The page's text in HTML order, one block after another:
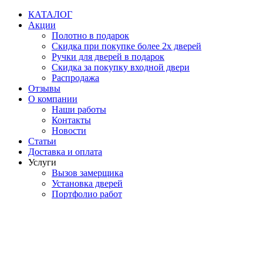
Перейти
содержимому
КАТАЛОГ
Акции
Полотно в подарок
Скидка при покупке более 2х дверей
Ручки для дверей в подарок
Скидка за покупку входной двери
Распродажа
Отзывы
О компании
Наши работы
Контакты
Новости
Статьи
Доставка и оплата
Услуги
Вызов замерщика
Установка дверей
Портфолио работ